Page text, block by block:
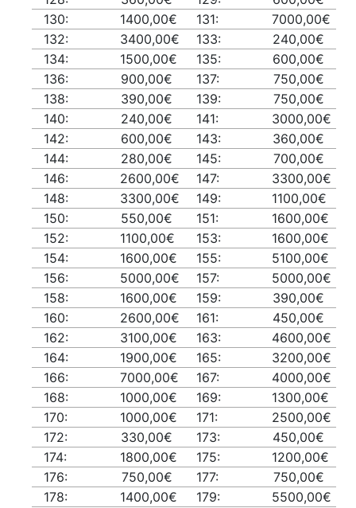
130:
1400,00€ 131:
7000,00€
132:
3400,00€ 133:
240,00€
134:
1500,00€ 135:
600,00€
136:
900,00€ 137:
750,00€
138:
390,00€ 139:
750,00€
140:
240,00€ 141:
3000,00€
142:
600,00€ 143:
360,00€
144:
280,00€ 145:
700,00€
146:
2600,00€ 147:
3300,00€
148:
3300,00€ 149:
1100,00€
150:
550,00€ 151:
1600,00€
152:
1100,00€ 153:
1600,00€
154:
1600,00€ 155:
5100,00€
156:
5000,00€ 157:
5000,00€
158:
1600,00€ 159:
390,00€
160:
2600,00€ 161:
450,00€
162:
3100,00€ 163:
4600,00€
164:
1900,00€ 165:
3200,00€
166:
7000,00€ 167:
4000,00€
168:
1000,00€ 169:
1300,00€
170:
1000,00€ 171:
2500,00€
172:
330,00€ 173:
450,00€
174:
1800,00€ 175:
1200,00€
176:
750,00€ 177:
750,00€
178:
1400,00€ 179:
5500,00€